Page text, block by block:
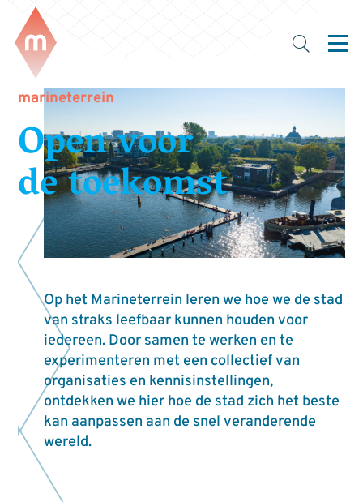
marineterrein
Open voor
de toekomst
Op het Marineterrein leren we hoe we de stad
van straks leefbaar kunnen houden voor
iedereen. Door samen te werken en te
experimenteren met een collectief van
organisaties en kennisinstellingen,
ontdekken we hier hoe de stad zich het beste
kan aanpassen aan de snel veranderende
wereld.